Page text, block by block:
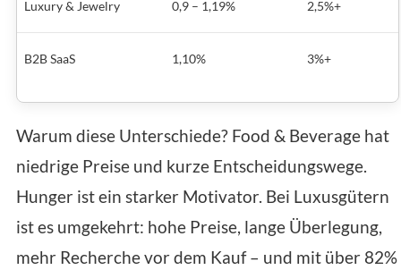
Luxury & Jewelry 0,9 – 1,19% 2,5%+
B2B SaaS 1,10% 3%+
Warum diese Unterschiede? Food & Beverage hat
niedrige Preise und kurze Entscheidungswege.
Hunger ist ein starker Motivator. Bei Luxusgütern
ist es umgekehrt: hohe Preise, lange Überlegung,
mehr Recherche vor dem Kauf – und mit über 82%